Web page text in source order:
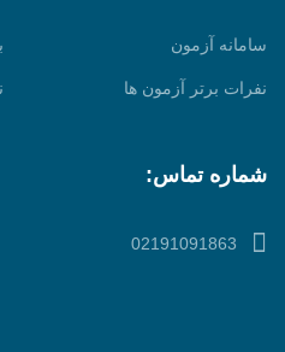
سامانه آزمون
نفرات برتر آزمون ها
شماره تماس:
02191091863